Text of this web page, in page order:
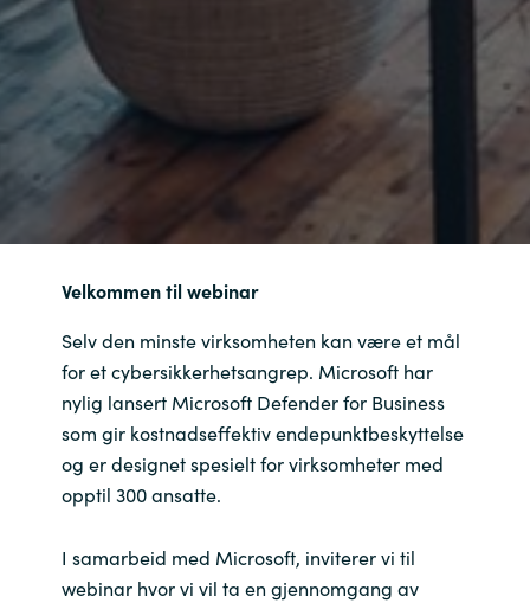
Velkommen til webinar
Selv den minste virksomheten kan være et mål
for et cybersikkerhetsangrep. Microsoft har
nylig lansert Microsoft Defender for Business
som gir kostnadseffektiv endepunktbeskyttelse
og er designet spesielt for virksomheter med
opptil 300 ansatte.
I samarbeid med Microsoft, inviterer vi til
webinar hvor vi vil ta en gjennomgang av